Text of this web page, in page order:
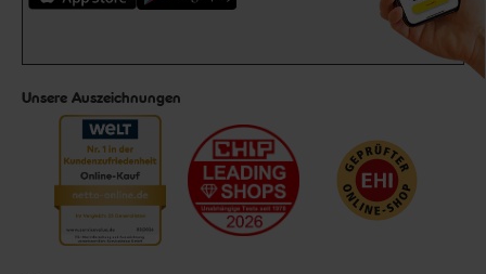
Unsere Auszeichnungen